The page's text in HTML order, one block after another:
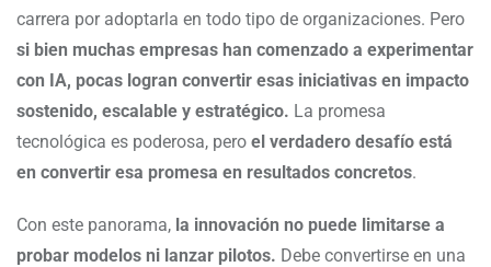
carrera por adoptarla en todo tipo de organizaciones. Pero
si bien muchas empresas han comenzado a experimentar
con IA, pocas logran convertir esas iniciativas en impacto
sostenido, escalable y estratégico. La promesa
tecnológica es poderosa, pero el verdadero desafío está
en convertir esa promesa en resultados concretos.
Con este panorama, la innovación no puede limitarse a
probar modelos ni lanzar pilotos. Debe convertirse en una